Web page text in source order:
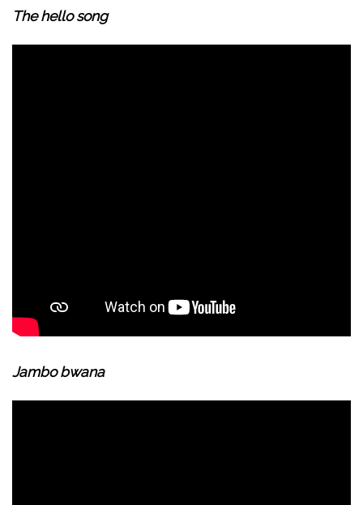
The hello song
Jambo bwana